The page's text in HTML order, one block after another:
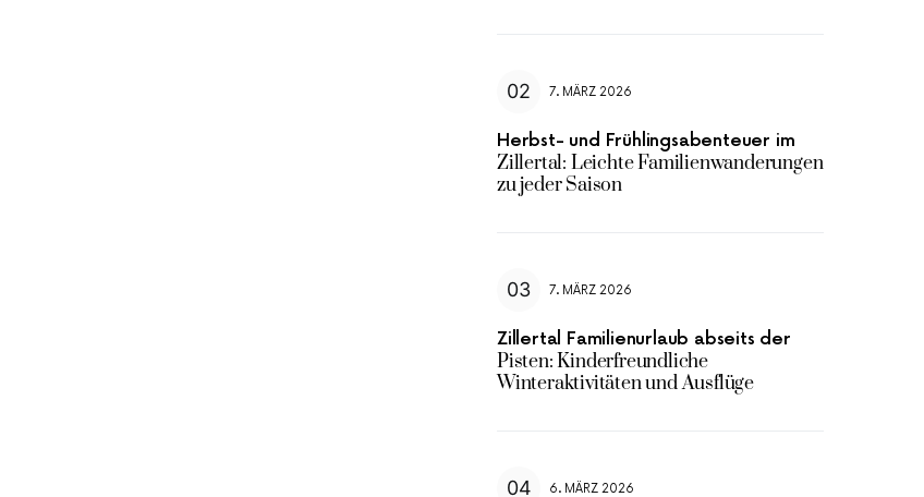
7. MÄRZ 2026
Herbst- und Frühlingsabenteuer im
Zillertal: Leichte Familienwanderungen
zu jeder Saison
7. MÄRZ 2026
Zillertal Familienurlaub abseits der
Pisten: Kinderfreundliche
Winteraktivitäten und Ausflüge
6. MÄRZ 2026